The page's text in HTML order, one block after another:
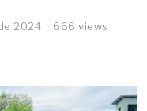
2024
666 views